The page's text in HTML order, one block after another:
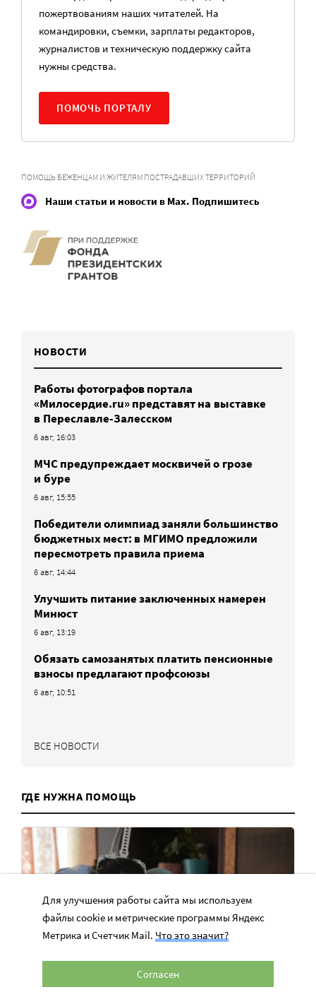
пожертвованиям наших читателей. На
командировки, съемки, зарплаты редакторов,
журналистов и техническую поддержку сайта
нужны средства.
ПОМОЧЬ ПОРТАЛУ
ПОМОЩЬ БЕЖЕНЦАМ И ЖИТЕЛЯМ ПОСТРАДАВШИХ ТЕРРИТОРИЙ
Наши статьи и новости в Max. Подпишитесь
НОВОСТИ
Работы фотографов портала
«Милосердие.ru» представят на выставке
в Переславле-Залесском
6 авг, 16:03
МЧС предупреждает москвичей о грозе
и буре
6 авг, 15:55
Победители олимпиад заняли большинство
бюджетных мест: в МГИМО предложили
пересмотреть правила приема
6 авг, 14:44
Улучшить питание заключенных намерен
Минюст
6 авг, 13:19
Обязать самозанятых платить пенсионные
взносы предлагают профсоюзы
6 авг, 10:51
ВСЕ НОВОСТИ
ГДЕ НУЖНА ПОМОЩЬ
Для улучшения работы сайта мы используем
файлы cookie и метрические программы Яндекс
Метрика и Счетчик Mail. Что это значит?
Согласен